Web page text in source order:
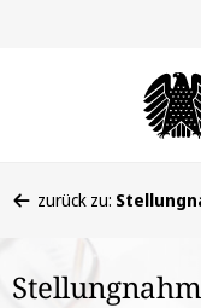
befinden
hier:
zurück zu: